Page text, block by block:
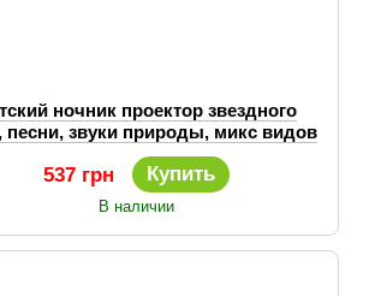
ночник проектор звездного
песни, звуки природы, микс видов
животные
537 грн Купить
В наличии